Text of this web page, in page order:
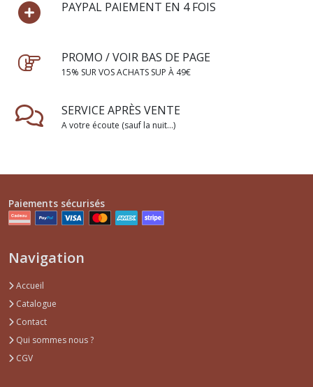
PAYPAL PAIEMENT EN 4 FOIS
PROMO / VOIR BAS DE PAGE
15% SUR VOS ACHATS SUP À 49€
SERVICE APRÈS VENTE
A votre écoute (sauf la nuit...)
Paiements sécurisés
Navigation
Accueil
Catalogue
Contact
Qui sommes nous ?
CGV